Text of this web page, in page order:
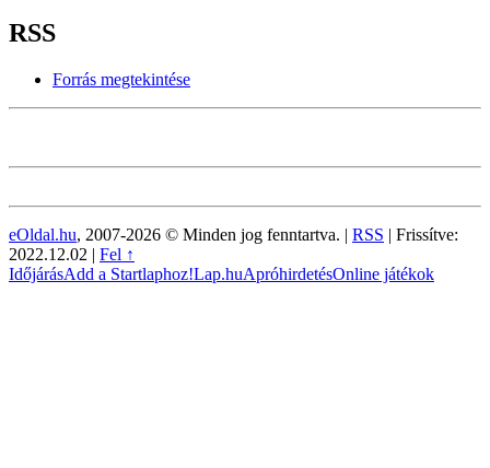
RSS
Forrás megtekintése
eOldal.hu, 2007-2026 © Minden jog fenntartva. | RSS | Frissítve:
2022.12.02 | Fel ↑
IdőjárásAdd a Startlaphoz!Lap.huApróhirdetésOnline játékok